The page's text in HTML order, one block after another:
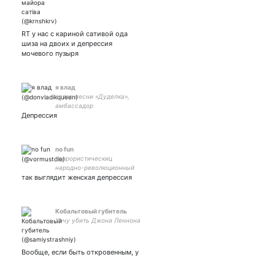
RT у нас с кариной сативой ода
шиза на двоих и депрессия
мочевого пузыря
я влад
автор песни «Дуделка»,
амбассадор
профеминизма в самаре,
их оказалось 328.
Депрессия
no fun
террористическиц
народно-революционный
романс
так выглядит женская депрессия
Кобальтовый губитель
Хочу убить Джона Леннона
Вообще, если быть откровенным, у